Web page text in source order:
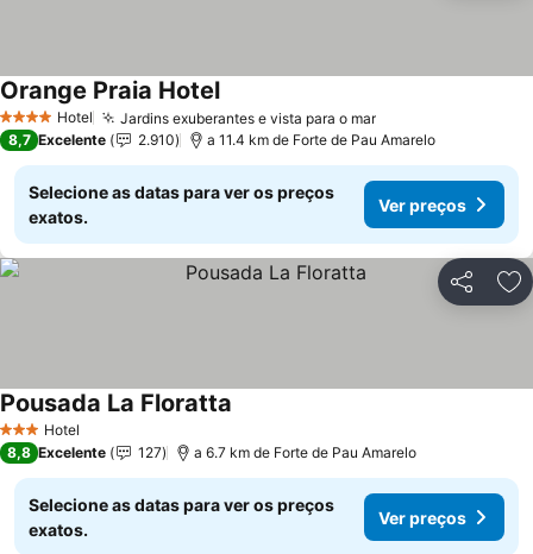
4 EstrelasHotel Jardins exuberantes e vista para o marVer preços
Orange Praia HotelVer preços
8,7 Excelente 2.910 a 11.4 km de Forte de Pau Amarelo
Selecione as datas para ver os preços
exatos.
Ver preços
Partilhar
3 EstrelasHotel
Pousada La Floratta
8,8 Excelente 127 a 6.7 km de Forte de Pau Amarelo
Selecione as datas para ver os preços
exatos.
Ver preços